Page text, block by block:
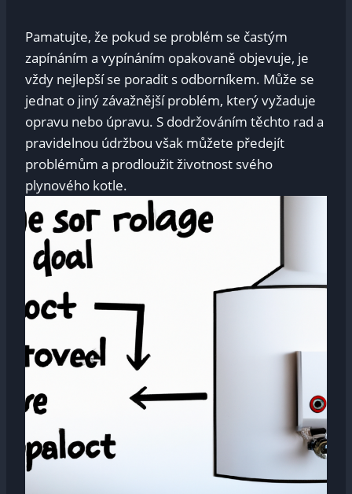
Pamatujte, že pokud se problém se častým
zapínáním a vypínáním opakovaně objevuje, je
vždy nejlepší se poradit s odborníkem. Může se
jednat o jiný závažnější problém, který vyžaduje
opravu nebo úpravu. S dodržováním těchto rad a
pravidelnou údržbou však můžete předejít
problémům a prodloužit životnost svého
plynového kotle.